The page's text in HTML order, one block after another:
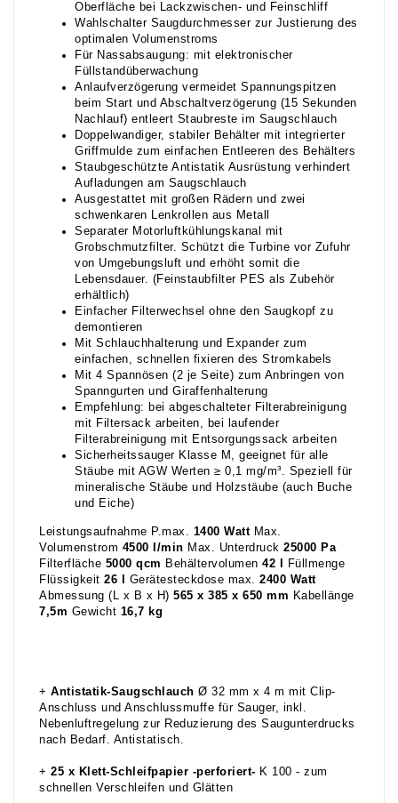
Oberfläche bei Lackzwischen- und Feinschliff
Wahlschalter Saugdurchmesser zur Justierung des
optimalen Volumenstroms
Für Nassabsaugung: mit elektronischer
Füllstandüberwachung
Anlaufverzögerung vermeidet Spannungspitzen
beim Start und Abschaltverzögerung (15 Sekunden
Nachlauf) entleert Staubreste im Saugschlauch
Doppelwandiger, stabiler Behälter mit integrierter
Griffmulde zum einfachen Entleeren des Behälters
Staubgeschützte Antistatik Ausrüstung verhindert
Aufladungen am Saugschlauch
Ausgestattet mit großen Rädern und zwei
schwenkaren Lenkrollen aus Metall
Separater Motorluftkühlungskanal mit
Grobschmutzfilter. Schützt die Turbine vor Zufuhr
von Umgebungsluft und erhöht somit die
Lebensdauer. (Feinstaubfilter PES als Zubehör
erhältlich)
Einfacher Filterwechsel ohne den Saugkopf zu
demontieren
Mit Schlauchhalterung und Expander zum
einfachen, schnellen fixieren des Stromkabels
Mit 4 Spannösen (2 je Seite) zum Anbringen von
Spanngurten und Giraffenhalterung
Empfehlung: bei abgeschalteter Filterabreinigung
mit Filtersack arbeiten, bei laufender
Filterabreinigung mit Entsorgungssack arbeiten
Sicherheitssauger Klasse M, geeignet für alle
Stäube mit AGW Werten ≥ 0,1 mg/m³. Speziell für
mineralische Stäube und Holzstäube (auch Buche
und Eiche)
Leistungsaufnahme P.max. 1400 WattMax.
Volumenstrom 4500 l/min Max. Unterdruck 25000 Pa
Filterfläche 5000 qcm Behältervolumen 42 l
Füllmenge
Flüssigkeit 26 l Gerätesteckdose max. 2400 Watt
Abmessung (L x B x H) 565 x 385 x 650 mm Kabellänge
7,5m Gewicht 16,7 kg
+ Antistatik-Saugschlauch Ø 32 mm x 4 m mit Clip-
Anschluss und Anschlussmuffe für Sauger, inkl.
Nebenluftregelung zur Reduzierung des Saugunterdrucks
nach Bedarf. Antistatisch.
+ 25 x Klett-Schleifpapier -perforiert- K 100 - zum
schnellen Verschleifen und Glätten